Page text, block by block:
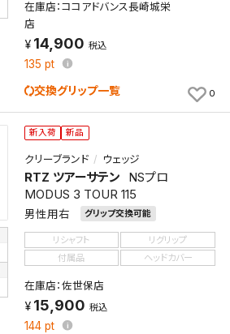
在庫店：ココアドバンス長崎城栄
店
14,900 税込
135 pt
交換グリップ一覧 0
新入荷 新品
クリーブランド ウェッジ
RTZ ツアーサテン
NSプロ
MODUS 3 TOUR 115
男性用右 グリップ交換可能
リシャフト
リグリップ
付属品
ヘッドカバー
在庫店：佐世保店
15,900 税込
144 pt